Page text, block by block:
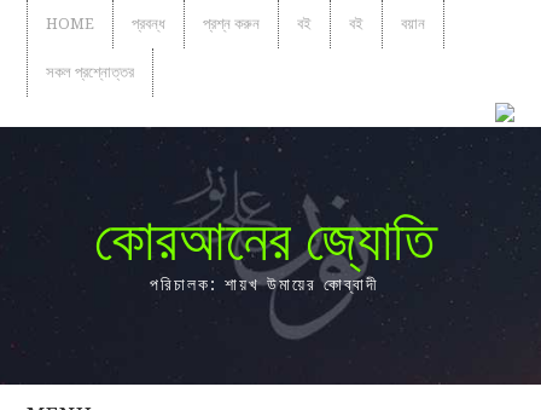
HOME প্রবন্ধ প্রশ্ন করুন বই বই বয়ান
সকল প্রশ্নোত্তর
কোরআনের জ্যোতি
পরিচালক: শায়খ উমায়ের কোব্বাদী